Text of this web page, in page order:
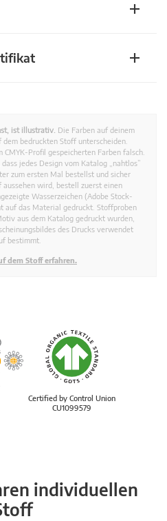
ist illustrativ. Die Farben auf deinem
bedruckten Stoff unterscheiden.
Profil gespeicherten Farben falsch.
jedes Design vom Katalog „nahtlos”
zum ersten Mal bestellst und sicher
wird, bestell zuerst einen
Wasserzeichen (Adobe Stock-
auf das Material gedruckt. Stoffproben
aus dem Katalog gedruckt wurden,
des Drucks verwendet
bestimmt.
dem Stoff erfahren.
Certified by Control Union
CU1099579
individuellen